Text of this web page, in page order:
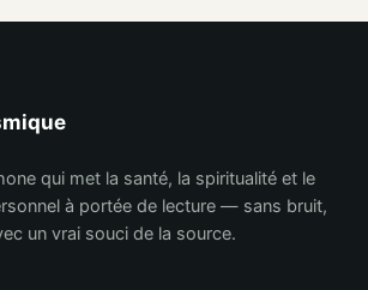
qui met la santé, la spiritualité et le
à portée de lecture — sans bruit,
un vrai souci de la source.